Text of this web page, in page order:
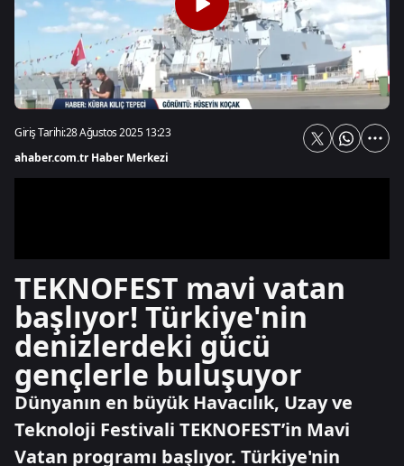
Giriş Tarihi:28 Ağustos 2025 13:23
ahaber.com.tr Haber Merkezi
TEKNOFEST mavi vatan
başlıyor! Türkiye'nin
denizlerdeki gücü
gençlerle buluşuyor
Dünyanın en büyük Havacılık, Uzay ve
Teknoloji Festivali TEKNOFEST’in Mavi
Vatan programı başlıyor. Türkiye'nin